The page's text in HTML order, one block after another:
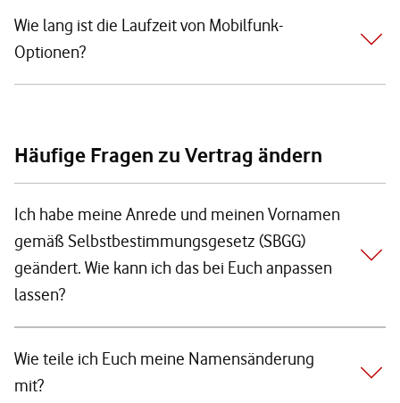
Wie lang ist die Laufzeit von Mobilfunk-
Optionen?
Häufige Fragen zu Vertrag ändern
Ich habe meine Anrede und meinen Vornamen
gemäß Selbstbestimmungsgesetz (SBGG)
geändert. Wie kann ich das bei Euch anpassen
lassen?
Wie teile ich Euch meine Namensänderung
mit?